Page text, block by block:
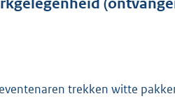
e
trekken witte